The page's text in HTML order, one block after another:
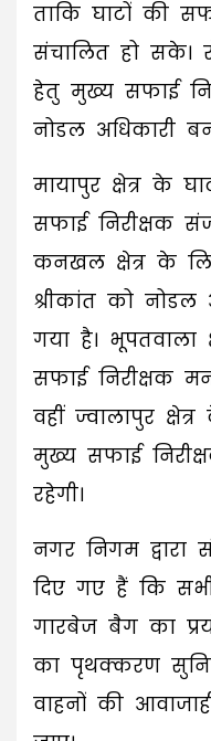
ताकि घाटों की
संचालित हो सके।
हेतु मुख्य सफाई
नोडल अधिकारी
मायापुर क्षेत्र के
सफाई निरीक्षक
कनखल क्षेत्र के
श्रीकांत को नोडल
गया है। भूपतवाला
सफाई निरीक्षक
वहीं ज्वालापुर
मुख्य सफाई
रहेगी।
नगर निगम द्वारा
दिए गए हैं कि
गारबेज बैग का
का पृथक्करण
वाहनों की